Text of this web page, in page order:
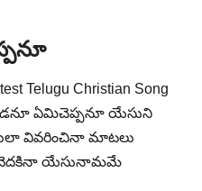
Telugu Christian Song
ఏమిచెప్పనూ యేసుని
వివరించినా మాటలు
యేసునామమే